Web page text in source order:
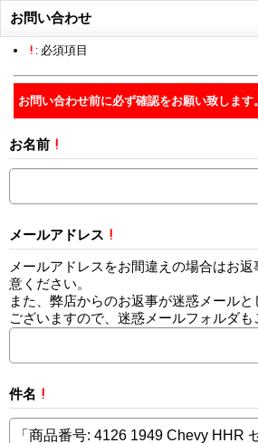
お問い合わせ
! : 必須項目
お問い合わせ前に必ず確認をお願い致します
お名前 !
メールアドレス !
メールアドレスをお間違えの場合はお
意ください。
また、弊店からのお返事が迷惑メール
ございますので、迷惑メールフォルダも
件名 !